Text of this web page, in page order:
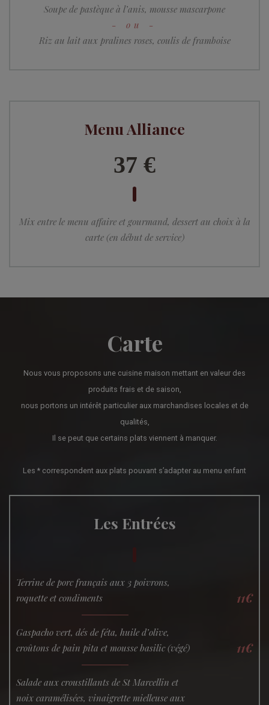
Soupe de pastèque à l’anis, mousse mascarpone
Riz au lait aux pralines roses, coulis de framboise
Menu Alliance
37 €
Mix entre le menu affaire et gourmand, dessert au choix à la
carte (en début de service)
Carte
Nous vous proposons une cuisine maison mettant en valeur des
produits frais et de saison,
nous portons un intérêt particulier aux marchandises locales et de
qualités,
Il se peut que certains plats viennent à manquer.
Les * correspondent aux plats pouvant s’adapter au menu enfant
Les Entrées
Terrine de porc français aux 3 poivrons,
roquette et condiments
11€
Gaspacho vert, dés de féta, huile d’olive,
croûtons de pain pita et mousse basilic (végé)
11€
Salade aux croustillants de St Marcellin et
noix caramélisées, vinaigrette mielleuse aux